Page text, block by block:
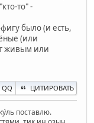
то" -
было (и есть,
(или
живым или
QQ ЦИТИРОВАТЬ
поставлю.